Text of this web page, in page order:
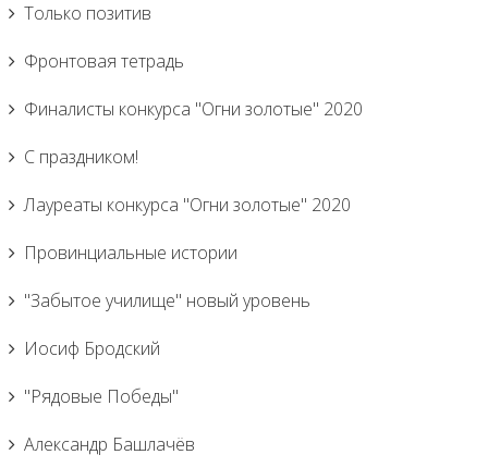
Только позитив
Фронтовая тетрадь
Финалисты конкурса "Огни золотые" 2020
С праздником!
Лауреаты конкурса "Огни золотые" 2020
Провинциальные истории
"Забытое училище" новый уровень
Иосиф Бродский
"Рядовые Победы"
Александр Башлачёв